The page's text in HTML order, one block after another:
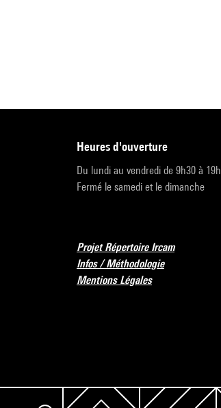
heures d'ouverture
Du lundi au vendredi de 9h30 à 19h
Fermé le samedi et le dimanche
Projet Répertoire Ircam
Infos / Méthodologie
Mentions Légales